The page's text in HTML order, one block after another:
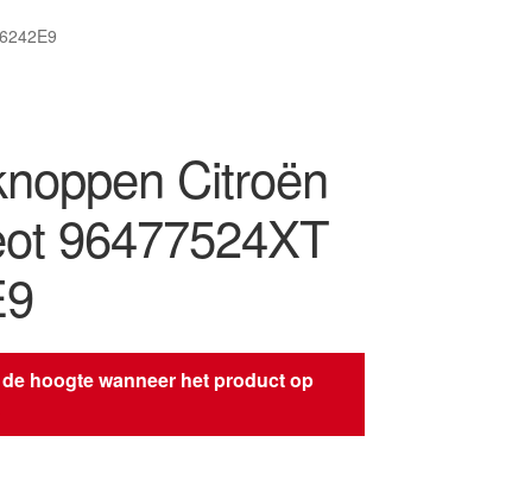
Citroën
96477524XT
hoogte wanneer het product op